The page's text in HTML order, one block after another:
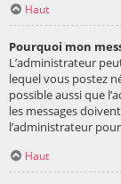
Haut
Pourquoi mon
L’administrateur
lequel vous postez
possible aussi que
les messages
l’administrateur
Haut